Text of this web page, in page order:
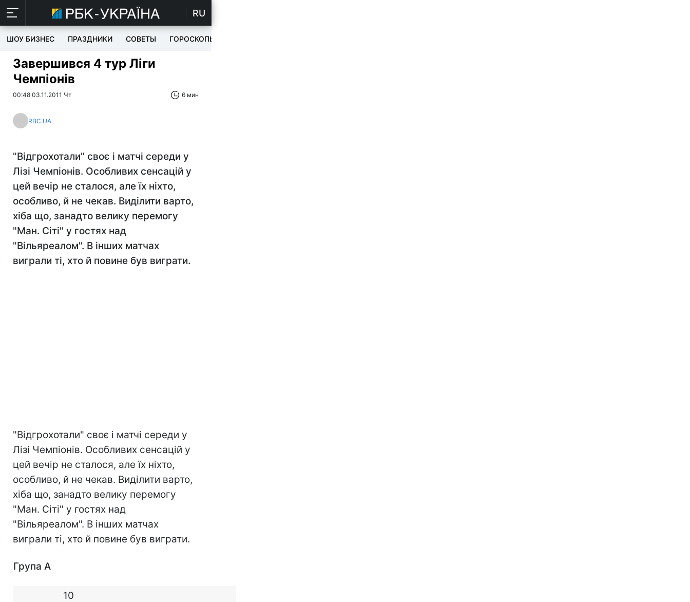
RU
ШОУ БИЗНЕС ПРАЗДНИКИ СОВЕТЫ ГОРОСКОПЫ
Завершився 4 тур Ліги
Чемпіонів
00:48 03.11.2011 Чт 6 мин
RBC.UA
"Відгрохотали" своє і матчі середи у
Лізі Чемпіонів. Особливих сенсацій у
цей вечір не сталося, але їх ніхто,
особливо, й не чекав. Виділити варто,
хіба що, занадто велику перемогу
"Ман. Сіті" у гостях над
"Вільяреалом". В інших матчах
виграли ті, хто й повине був виграти.
"Відгрохотали" своє і матчі середи у
Лізі Чемпіонів. Особливих сенсацій у
цей вечір не сталося, але їх ніхто,
особливо, й не чекав. Виділити варто,
хіба що, занадто велику перемогу
"Ман. Сіті" у гостях над
"Вільяреалом". В інших матчах
виграли ті, хто й повине був виграти.
Група A
10